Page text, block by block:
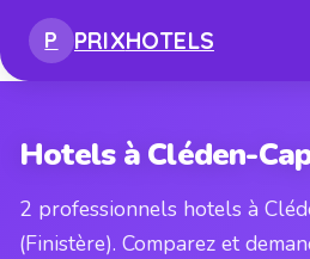
P PRIXHOTELS
Hotels à Cléden-
2 professionnels hotels à
(Finistère). Comparez et